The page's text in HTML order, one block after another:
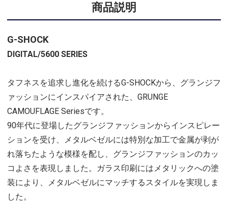
商品説明
G-SHOCK
DIGITAL/5600 SERIES
タフネスを追求し進化を続けるG-SHOCKから、グランジフ
ァッションにインスパイアされた、GRUNGE
CAMOUFLAGE Seriesです。
90年代に登場したグランジファッションからインスピレー
ションを受け、メタルベゼルには特別な加工で金属が剥が
れ落ちたような模様を配し、グランジファッションのカッ
コよさを表現しました。ガラス印刷にはメタリックへの塗
装により、メタルベゼルにマッチするスタイルを実現しま
した。